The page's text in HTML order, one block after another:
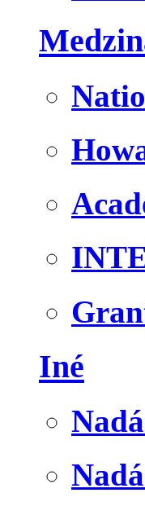
Iné